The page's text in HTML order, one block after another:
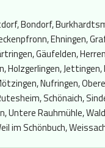
Bondorf,
Ehningen,
Gäufelden,
Holzgerlingen, Jettingen,
Nufringen,
Schönaich,
Untere Rauhmühle,
im Schönbuch,